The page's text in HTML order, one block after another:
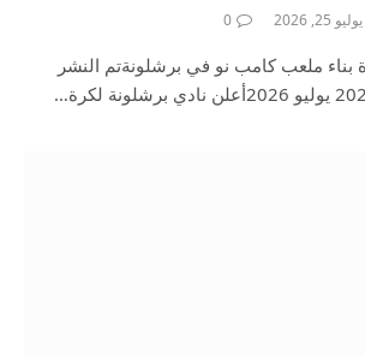
يوليو 25, 2026 0
بناء ملعب كامب نو في برشلونةتم النشر